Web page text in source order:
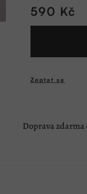
590 Kč
Zeptat se
Doprava zdarma